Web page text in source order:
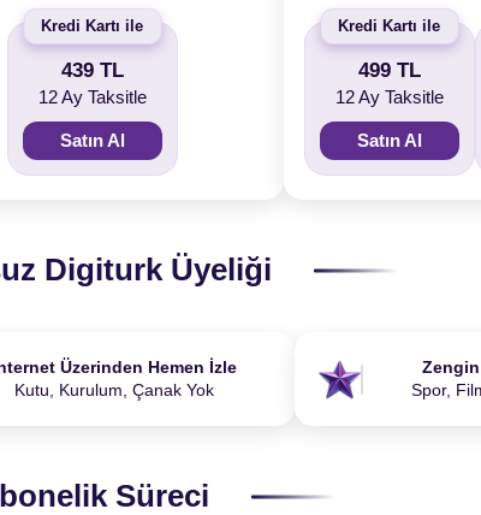
Kredi Kartı ile
439 TL
12 Ay Taksitle
Satın Al
Kredi Kartı ile
499 TL
12 Ay Taksitle
Satın Al
Digiturk Üyeliği
Üzerinden Hemen İzle
Kutu, Kurulum, Çanak Yok
Spor,
Süreci